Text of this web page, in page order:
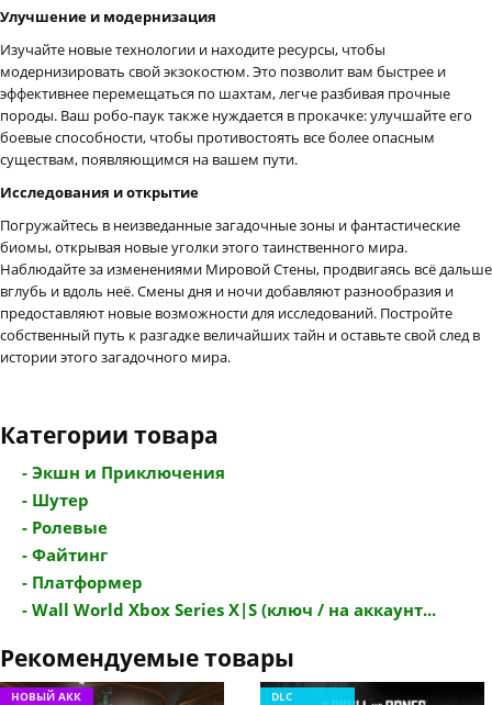
Улучшение и модернизация
Изучайте новые технологии и находите ресурсы, чтобы
модернизировать свой экзокостюм. Это позволит вам быстрее и
эффективнее перемещаться по шахтам, легче разбивая прочные
породы. Ваш робо-паук также нуждается в прокачке: улучшайте его
боевые способности, чтобы противостоять все более опасным
существам, появляющимся на вашем пути.
Исследования и открытие
Погружайтесь в неизведанные загадочные зоны и фантастические
биомы, открывая новые уголки этого таинственного мира.
Наблюдайте за изменениями Мировой Стены, продвигаясь всё дальше
вглубь и вдоль неё. Смены дня и ночи добавляют разнообразия и
предоставляют новые возможности для исследований. Постройте
собственный путь к разгадке величайших тайн и оставьте свой след в
истории этого загадочного мира.
Категории товара
- Экшн и Приключения
- Шутер
- Ролевые
- Файтинг
- Платформер
- Wall World Xbox Series X|S (ключ / на аккаунт...
Рекомендуемые товары
НОВЫЙ АКК
DLC